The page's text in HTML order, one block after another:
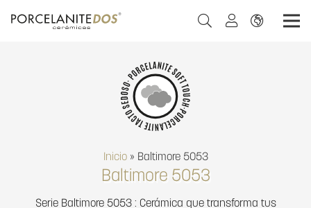
Inicio» Baltimore 5053
Baltimore 5053
Serie Baltimore 5053 : Cerámica que transforma tus